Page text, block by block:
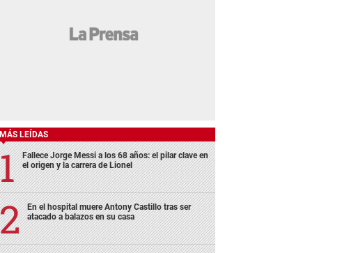
MÁS LEÍDAS
Fallece Jorge Messi a los 68 años: el pilar clave en
el origen y la carrera de Lionel
En el hospital muere Antony Castillo tras ser
atacado a balazos en su casa